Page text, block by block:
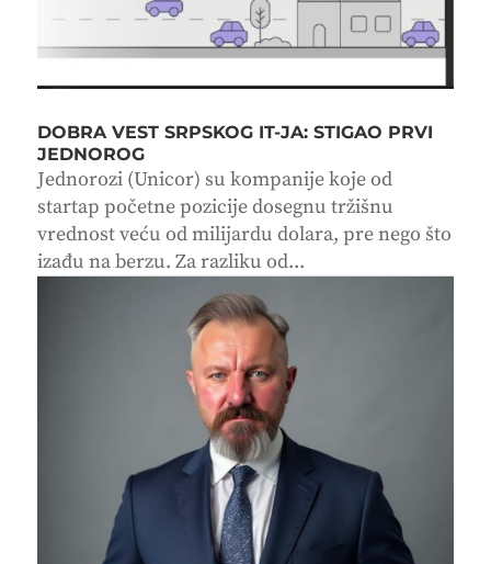
DOBRA VEST SRPSKOG IT-JA: STIGAO PRVI
JEDNOROG
Jednorozi (Unicor) su kompanije koje od
startap početne pozicije dosegnu tržišnu
vrednost veću od milijardu dolara, pre nego što
izađu na berzu. Za razliku od...